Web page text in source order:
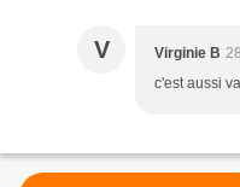
V Virginie B
c'est aussi